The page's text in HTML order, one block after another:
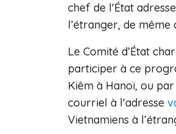
chef de l'État
l’étranger, de même
Le Comité d’État
participer à ce
Kiêm à Hanoï, ou
courriel à l'adresse
Vietnamiens à